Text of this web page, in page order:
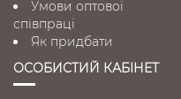
Умови оптової
співпраці
Як придбати
ОСОБИСТИЙ КАБІНЕТ